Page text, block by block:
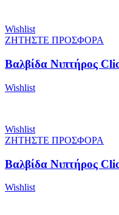
Wishlist
ΖΗΤΗΣΤΕ ΠΡΟΣΦΟΡΑ
Βαλβίδα Νιπτήρος
Wishlist
Wishlist
ΖΗΤΗΣΤΕ ΠΡΟΣΦΟΡΑ
Βαλβίδα Νιπτήρος
Wishlist